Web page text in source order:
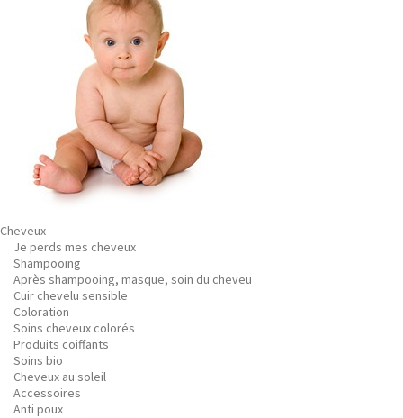
Cheveux
Je perds mes cheveux
Shampooing
Après shampooing, masque, soin du cheveu
Cuir chevelu sensible
Coloration
Soins cheveux colorés
Produits coiffants
Soins bio
Cheveux au soleil
Accessoires
Anti poux